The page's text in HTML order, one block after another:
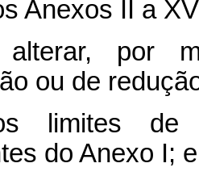
Anexos II a
alterar, por
ou de
limites de
do Anexo I; e